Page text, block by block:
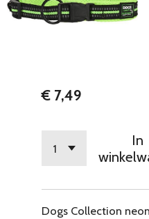
€ 7,49
In
Dogs Collection neon